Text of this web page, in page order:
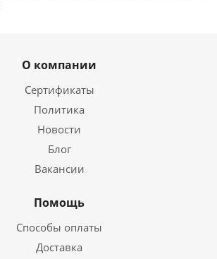
О компании
Сертификаты
Политика
Новости
Блог
Вакансии
Помощь
Способы оплаты
Доставка